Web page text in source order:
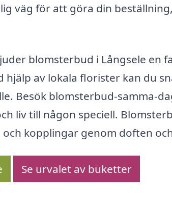
väg för att göra din
blomsterbud i Långsele en
hjälp av lokala florister kan du
Besök blomsterbud-samma-
liv till någon speciell.
kopplingar genom doften
Se urvalet av buketter